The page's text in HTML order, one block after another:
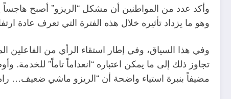
وأكد عدد من المواطنين أن مشكل “الريزو” أصبح هاجساً
وهو ما يزداد تأثيره خلال هذه الفترة التي تعرف عادة
وفي هذا السياق، وفي إطار استقاء الرأي من
تجاوز ذلك إلى ما يمكن اعتباره “انعداماً تاماً”
مضيفاً بنبرة استياء واضحة أن “الريزو ماشي ضعيف…